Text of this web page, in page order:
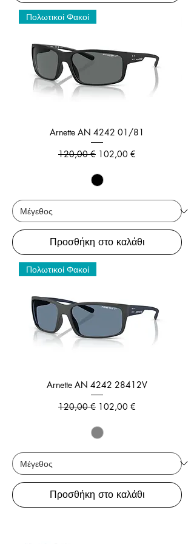
Πολωτικοί Φακοί
Arnette AN 4242 01/81
Κανονική τιμή
120,00 € Τιμή Έκπτωσης
102,00 €
Προσθήκη στο καλάθι
Πολωτικοί Φακοί
Arnette AN 4242 28412V
Κανονική τιμή
120,00 € Τιμή Έκπτωσης
102,00 €
Προσθήκη στο καλάθι